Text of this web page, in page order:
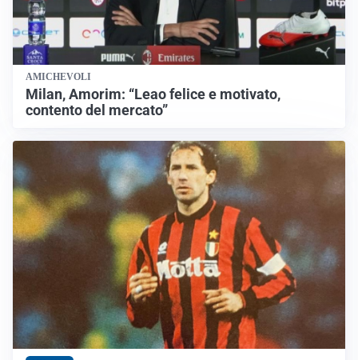
AMICHEVOLI
Milan, Amorim: “Leao felice e motivato,
contento del mercato”